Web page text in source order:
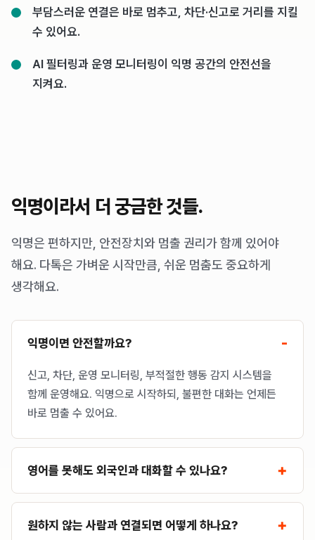
부담스러운 연결은 바로 멈추고, 차단·신고로 거리를 지킬
수 있어요.
AI 필터링과 운영 모니터링이 익명 공간의 안전선을
지켜요.
익명이라서 더 궁금한 것들.
익명은 편하지만, 안전장치와 멈출 권리가 함께 있어야
해요. 다톡은 가벼운 시작만큼, 쉬운 멈춤도 중요하게
생각해요.
익명이면 안전할까요?
신고, 차단, 운영 모니터링, 부적절한 행동 감지 시스템을
함께 운영해요. 익명으로 시작하되, 불편한 대화는 언제든
바로 멈출 수 있어요.
영어를 못해도 외국인과 대화할 수 있나요?
원하지 않는 사람과 연결되면 어떻게 하나요?